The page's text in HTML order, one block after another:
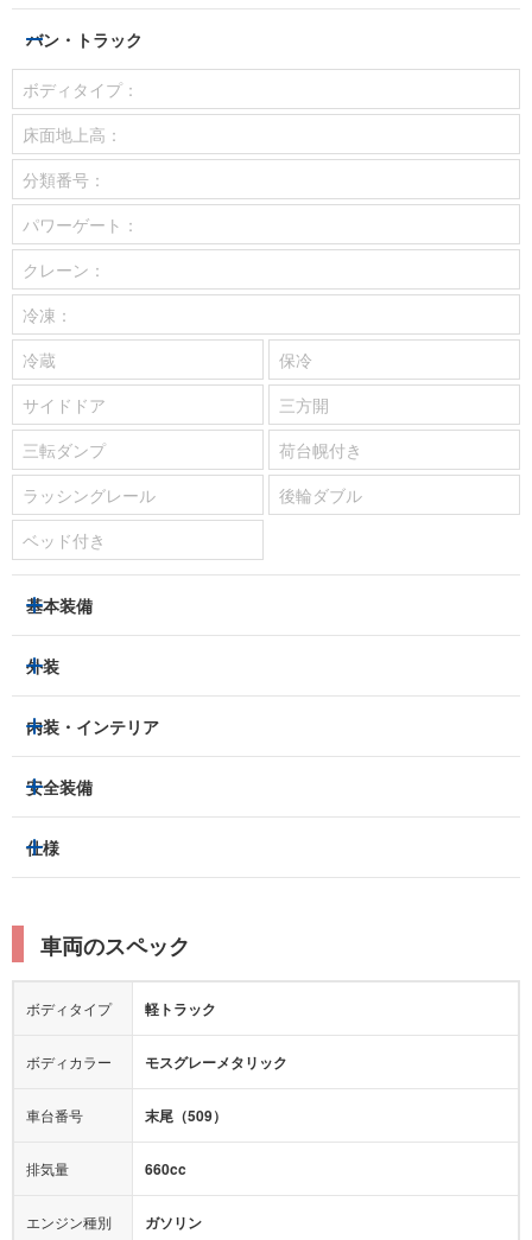
バン・トラック
ボディタイプ：
床面地上高：
分類番号：
パワーゲート：
クレーン：
冷凍：
冷蔵
保冷
サイドドア
三方開
三転ダンプ
荷台幌付き
ラッシングレール
後輪ダブル
ベッド付き
基本装備
パワーステアリング
エアコン：あり
キーレス
盗難防止装置
パーキングアシスト
クルーズコントロール
ターボチャージャー
外装
LEDヘッドライト
アルミホイール：-
サンルーフ/ガラスルーフ
ルーフレール
エアロパーツ
ローダウン
内装・インテリア
3列シート
ベンチシート
パワーシート
シートヒーター
カーナビ：-
ミュージックプレイヤー接続可
後席モニター
安全装備
トラクションコントロール
レーンキープアシスト
横滑り防止装置
衝突被害軽減プレーキ
カメラ：-
エアバッグ：
ダブルエアバッグ
衝撃緩和ヘッドレスト
サポカー
仕様
車両のスペック
ボディタイプ 軽トラック
ボディカラー モスグレーメタリック
車台番号 末尾（509）
排気量 660cc
エンジン種別 ガソリン